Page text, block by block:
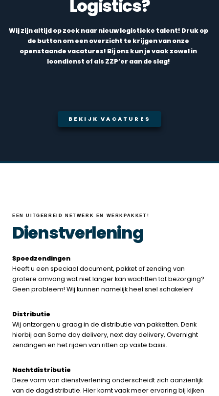
Logistics?
Wij zijn altijd op zoek naar nieuw logistieke talent! Druk op
de button om een overzicht te krijgen van onze
openstaande vacatures! Bij ons kun je vaak zowel in
loondienst of als ZZP’er aan de slag!
BEKIJK VACATURES
EEN UITGEBREID NETWERK EN WERKPAKKET!
Dienstverlening
Spoedzendingen
Heeft u een speciaal document, pakket of zending van
grotere omvang wat niet langer kan wachtten tot bezorging?
Geen probleem! Wij kunnen namelijk heel snel schakelen!
Distributie
Wij ontzorgen u graag in de distributie van pakketten. Denk
hierbij aan Same day delivery, next day delivery, Overnight
zendingen en het rijden van ritten op vaste basis.
Nachtdistributie
Deze vorm van dienstverlening onderscheidt zich aanzienlijk
van de dagdistributie. Hier komt vaak meer ervaring bij kijken